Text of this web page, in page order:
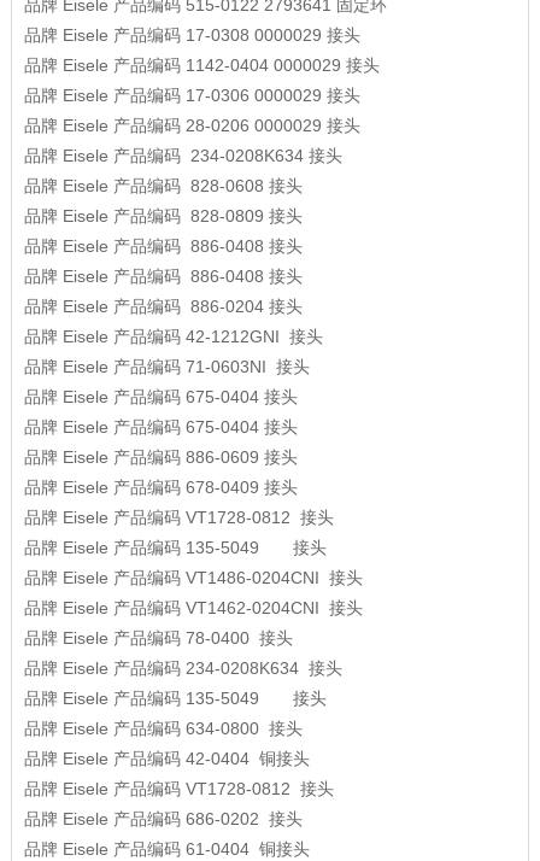
品牌 Eisele 产品编码 515-0122 2793641
固定环
品牌 Eisele 产品编码 17-0308 0000029 接头
品牌 Eisele 产品编码 1142-0404 0000029 接头
品牌 Eisele 产品编码 17-0306 0000029 接头
品牌 Eisele 产品编码 28-0206 0000029 接头
品牌 Eisele 产品编码 234-0208K634 接头
品牌 Eisele 产品编码 828‐0608 接头
品牌 Eisele 产品编码 828‐0809 接头
品牌 Eisele 产品编码 886‐0408 接头
品牌 Eisele 产品编码 886‐0408 接头
品牌 Eisele 产品编码 886-0204 接头
品牌 Eisele 产品编码 42-1212GNI 接头
品牌 Eisele 产品编码 71-0603NI 接头
品牌 Eisele 产品编码 675-0404 接头
品牌 Eisele 产品编码 675-0404 接头
品牌 Eisele 产品编码 886-0609 接头
品牌 Eisele 产品编码 678-0409 接头
品牌 Eisele 产品编码 VT1728-0812 接头
品牌 Eisele 产品编码 135-5049
接头
品牌 Eisele 产品编码 VT1486-0204CNI 接头
品牌 Eisele 产品编码 VT1462-0204CNI 接头
品牌 Eisele 产品编码 78-0400 接头
品牌 Eisele 产品编码 234-0208K634 接头
品牌 Eisele 产品编码 135-5049
接头
品牌 Eisele 产品编码 634-0800 接头
品牌 Eisele 产品编码 42-0404 铜接头
品牌 Eisele 产品编码 VT1728-0812 接头
品牌 Eisele 产品编码 686-0202 接头
品牌 Eisele 产品编码 61-0404 铜接头